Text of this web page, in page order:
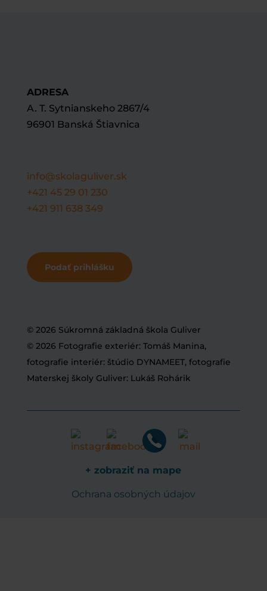
ADRESA
A. T. Sytnianskeho 2867/4
96901 Banská Štiavnica
info@skolaguliver.sk
+421 45 29 01 230
+421 911 638 349
Podať prihlášku
© 2026 Súkromná základná škola Guliver
© 2026 Fotografie exteriér: Tomáš Manina,
fotografie interiér: štúdio DYNAMEET, fotografie
Materskej školy Guliver: Lukáš Rohárik
+ zobraziť na mape
Ochrana osobných údajov